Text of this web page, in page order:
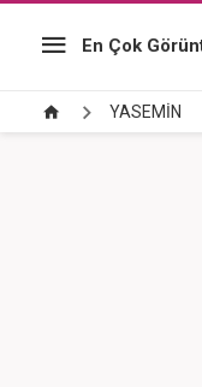
En Çok
YASEMİN